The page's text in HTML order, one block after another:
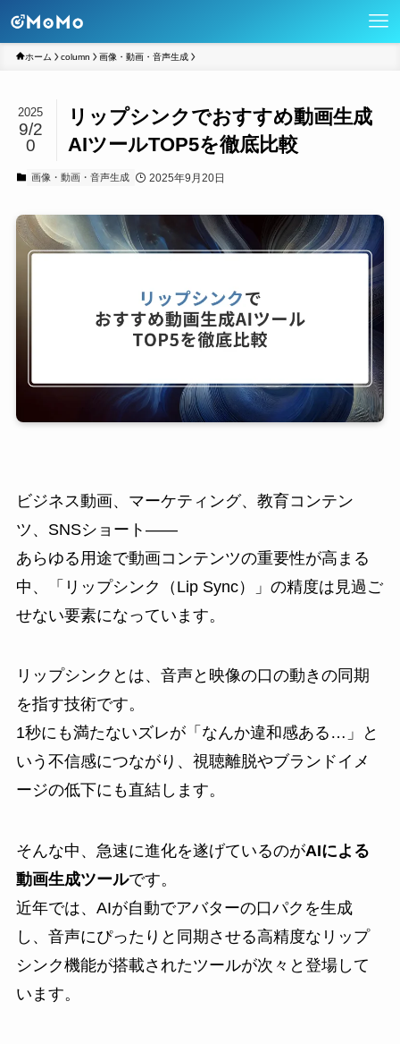
ホーム column 画像・動画・音声生成
リップシンクでおすすめ動画生成
AIツールTOP5を徹底比較
2025
9/2
0
画像・動画・音声生成 2025年9月20日
ビジネス動画、マーケティング、教育コンテン
ツ、SNSショート――
あらゆる用途で動画コンテンツの重要性が高まる
中、「リップシンク（Lip Sync）」の精度は見過ご
せない要素になっています。
リップシンクとは、音声と映像の口の動きの同期
を指す技術です。
1秒にも満たないズレが「なんか違和感ある…」と
いう不信感につながり、視聴離脱やブランドイメ
ージの低下にも直結します。
そんな中、急速に進化を遂げているのがAIによる
動画生成ツールです。
近年では、AIが自動でアバターの口パクを生成
し、音声にぴったりと同期させる高精度なリップ
シンク機能が搭載されたツールが次々と登場して
います。